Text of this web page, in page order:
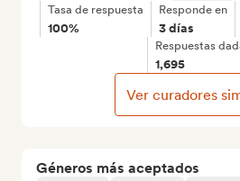
Géneros más aceptados
Tasa de respuesta
100%
Responde en
3 días
Respuestas
1,695
Ver curadores